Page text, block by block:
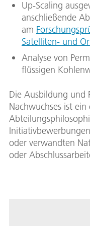
Up-Scaling
anschließende
am
Satelliten- und
Analyse von
flüssigen
Die Ausbildung und
Nachwuchses ist
oder verwandten
oder